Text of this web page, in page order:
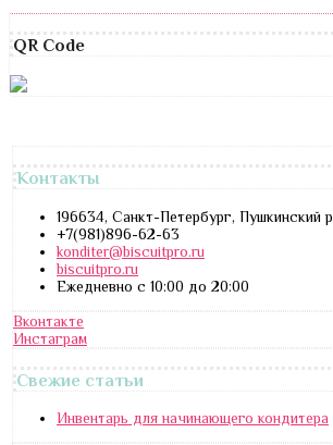
QR Code
Контакты
196634, Санкт-Петербург,
+7(981)896-62-63
konditer@biscuitpro.ru
biscuitpro.ru
Ежедневно с 10:00 до 20:00
Вконтакте
Инстаграм
Свежие статьи
Инвентарь для начинающего кондитера